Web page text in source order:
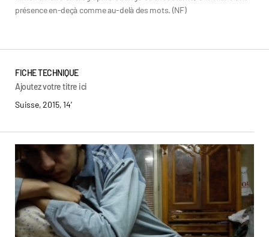
présence en-deçà comme au-delà des mots. (NF)
FICHE TECHNIQUE
Ajoutez votre titre ici
Suisse, 2015, 14’